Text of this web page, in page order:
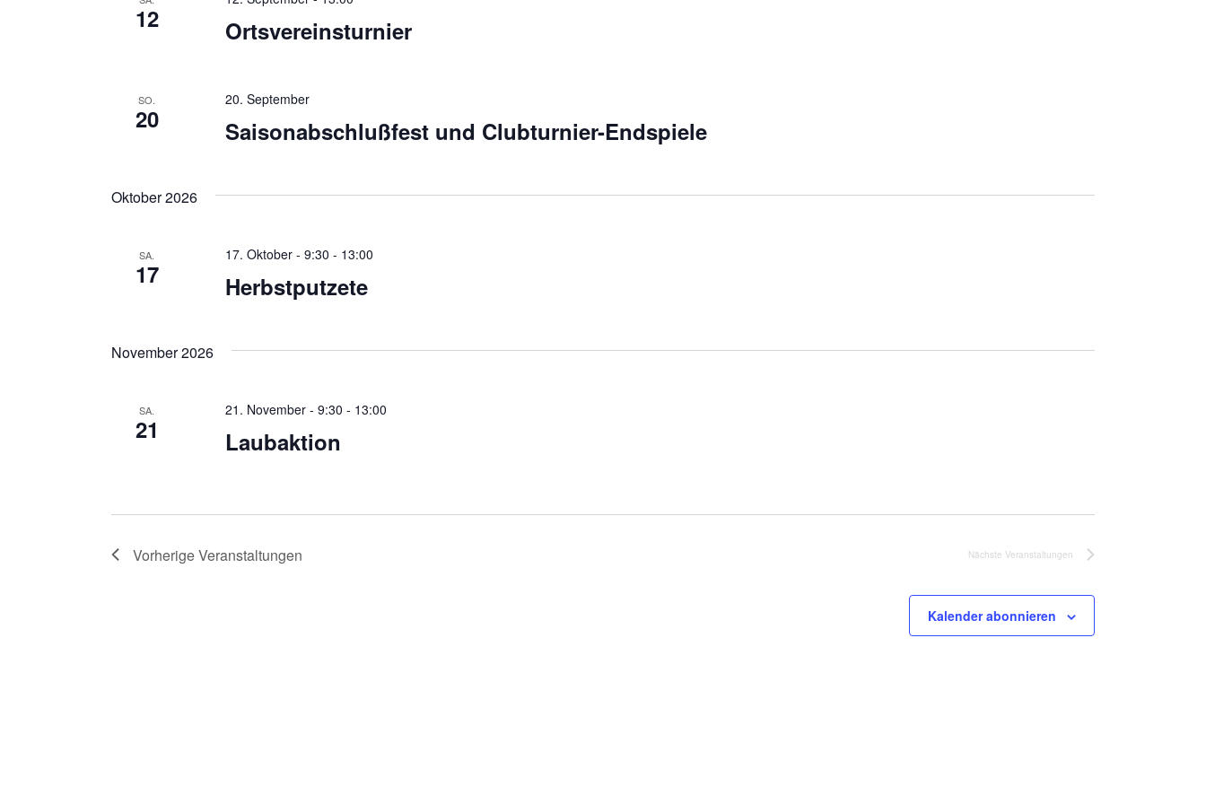
12 Ortsvereinsturnier
SO.
20 Saisonabschlußfest und Clubturnier-Endspiele
20. September
Oktober 2026
SA.
17 Herbstputzete
17. Oktober - 9:30 - 13:00
November 2026
SA.
21 Laubaktion
21. November - 9:30 - 13:00
VorherigeVeranstaltungen Nächste Veranstaltungen
Kalender abonnieren